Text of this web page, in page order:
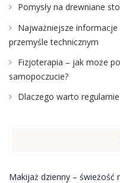
Pomysły na drewniane
Najważniejsze
przemyśle technicznym
Fizjoterapia – jak może
samopoczucie?
Dlaczego warto
Makijaż dzienny – świeżość